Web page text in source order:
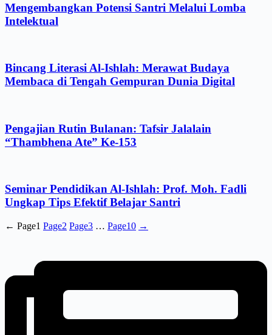
Mengembangkan Potensi Santri Melalui Lomba
Intelektual
Bincang Literasi Al-Ishlah: Merawat Budaya
Membaca di Tengah Gempuran Dunia Digital
Pengajian Rutin Bulanan: Tafsir Jalalain
“Thambhena Ate” Ke-153
Seminar Pendidikan Al-Ishlah: Prof. Moh. Fadli
Ungkap Tips Efektif Belajar Santri
← Page1 Page2 Page3 … Page10 →